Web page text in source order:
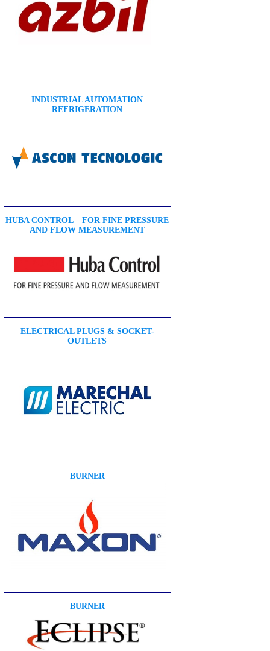
INDUSTRIAL AUTOMATION
REFRIGERATION
HUBA CONTROL – FOR FINE PRESSURE
AND FLOW MEASUREMENT
ELECTRICAL PLUGS & SOCKET-
OUTLETS
BURNER
BURNER